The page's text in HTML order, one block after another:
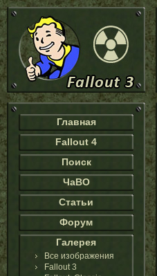
Главная
Fallout 4
Поиск
ЧаВО
Статьи
Форум
Галерея
Все изображения
Fallout 3